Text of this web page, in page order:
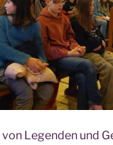
von Legen­den und